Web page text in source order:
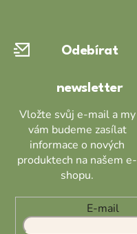
Odebírat
newsletter
Vložte svůj e-mail a my
vám budeme zasílat
informace o nových
produktech na našem e-
shopu.
E-mail